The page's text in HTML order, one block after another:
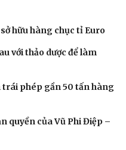
hữu hàng chục tỉ Euro
với thảo dược để làm
trái phép gần 50 tấn hàng
quyền của Vũ Phi Điệp –